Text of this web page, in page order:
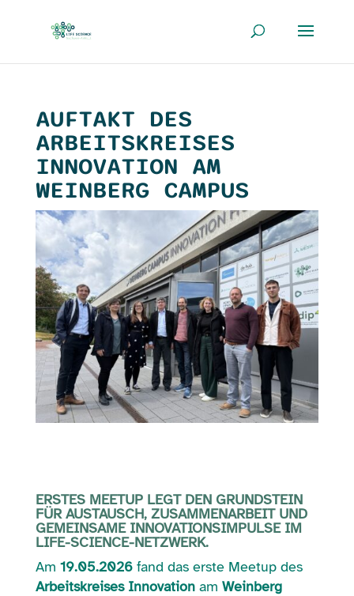
AUFTAKT DES
ARBEITSKREISES
INNOVATION AM
WEINBERG CAMPUS
ERSTES MEETUP LEGT DEN GRUNDSTEIN
FÜR AUSTAUSCH, ZUSAMMENARBEIT UND
GEMEINSAME INNOVATIONSIMPULSE IM
LIFE-SCIENCE-NETZWERK.
Am 19.05.2026fand das erste Meetup des
Arbeitskreises Innovationam Weinberg